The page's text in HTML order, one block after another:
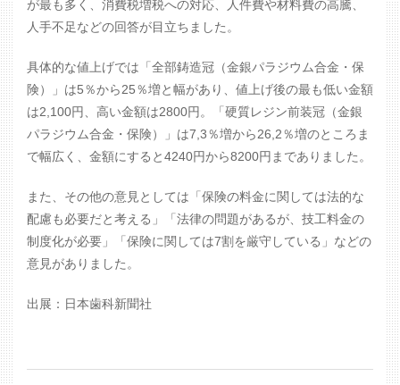
が最も多く、消費税増税への対応、人件費や材料費の高騰、
人手不足などの回答が目立ちました。
具体的な値上げでは「全部鋳造冠（金銀パラジウム合金・保
険）」は5％から25％増と幅があり、値上げ後の最も低い金額
は2,100円、高い金額は2800円。「硬質レジン前装冠（金銀
パラジウム合金・保険）」は7,3％増から26,2％増のところま
で幅広く、金額にすると4240円から8200円までありました。
また、その他の意見としては「保険の料金に関しては法的な
配慮も必要だと考える」「法律の問題があるが、技工料金の
制度化が必要」「保険に関しては7割を厳守している」などの
意見がありました。
出展：日本歯科新聞社